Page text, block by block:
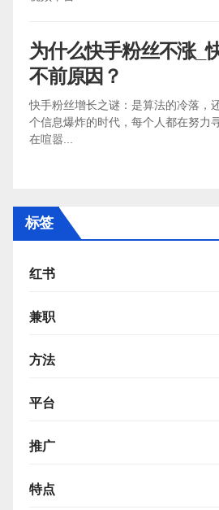
为什么快手粉丝不涨_
不前原因？
快手粉丝增长之谜：是算法的冷落，
个信息爆炸的时代，每个人都在努力
在喧嚣...
标签
红书
兼职
方法
平台
推广
特点